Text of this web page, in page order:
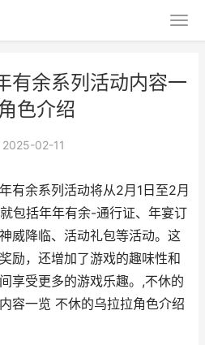
有余系列活动内容一
色介绍
2025-02-11
有余系列活动将从2月1日至2月
包括年年有余-通行证、年宴订
降临、活动礼包等活动。这
励，还增加了游戏的趣味性和
享受更多的游戏乐趣。,不休的
容一览 不休的乌拉拉角色介绍